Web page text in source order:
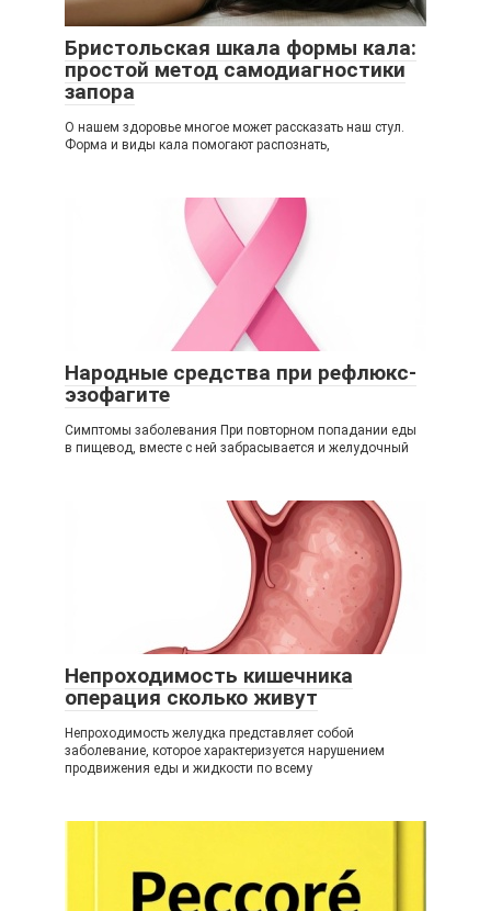
Бристольская шкала формы кала:
простой метод самодиагностики
запора
О нашем здоровье многое может рассказать наш стул.
Форма и виды кала помогают распознать,
Народные средства при рефлюкс-
эзофагите
Симптомы заболевания При повторном попадании еды
в пищевод, вместе с ней забрасывается и желудочный
Непроходимость кишечника
операция сколько живут
Непроходимость желудка представляет собой
заболевание, которое характеризуется нарушением
продвижения еды и жидкости по всему